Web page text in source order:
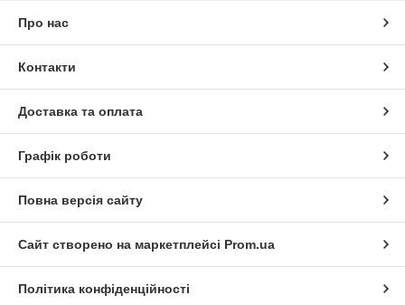
Про нас
Контакти
Доставка та оплата
Графік роботи
Повна версія сайту
Сайт створено на маркетплейсі Prom.ua
Політика конфіденційності